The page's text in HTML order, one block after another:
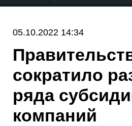
05.10.2022 14:34
сократило
ряда
компаний